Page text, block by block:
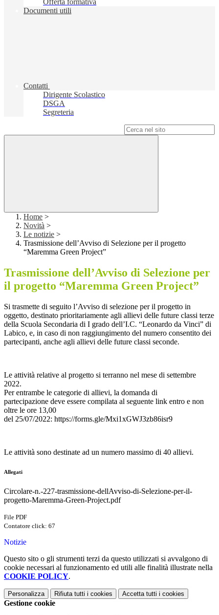
Offerta formativa
Documenti utili
Contatti
Dirigente Scolastico
DSGA
Segreteria
Home >
Novità >
Le notizie >
Trasmissione dell’Avviso di Selezione per il progetto
“Maremma Green Project”
Trasmissione dell’Avviso di Selezione per
il progetto “Maremma Green Project”
Si trasmette di seguito l’Avviso di selezione per il progetto in
oggetto, destinato prioritariamente agli allievi delle future classi terze
della Scuola Secondaria di I grado dell’I.C. “Leonardo da Vinci” di
Labico, e, in caso di non raggiungimento del numero consentito dei
partecipanti, anche agli allievi delle future classi seconde.
Le attività relative al progetto si terranno nel mese di settembre
2022.
Per entrambe le categorie di allievi, la domanda di
partecipazione deve essere compilata al seguente link entro e non
oltre le ore 13,00
del 25/07/2022: https://forms.gle/Mxi1xGWJ3zb86isr9
Le attività sono destinate ad un numero massimo di 40 allievi.
Allegati
Circolare-n.-227-trasmissione-dellAvviso-di-Selezione-per-il-
progetto-Maremma-Green-Project.pdf
File PDF
Contatore click: 67
Notizie
Questo sito o gli strumenti terzi da questo utilizzati si avvalgono di
cookie necessari al funzionamento ed utili alle finalità illustrate nella
COOKIE POLICY.
Personalizza Rifiuta tutti i cookies Accetta tutti i cookies
Gestione cookie